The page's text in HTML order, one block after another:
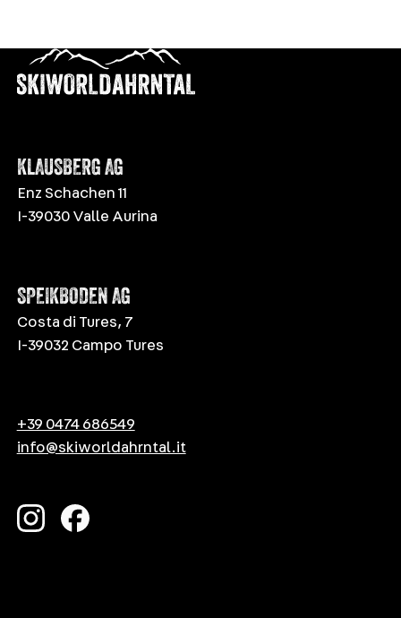
KLAUSBERG AG
Enz Schachen 11
I-39030 Valle Aurina
SPEIKBODEN AG
Costa di Tures, 7
I-39032 Campo Tures
+39 0474 686549
info@skiworldahrntal.it